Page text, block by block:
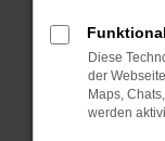
Das kann
Probleme
Stelle
Funktional
Diese
der
Maps,
werden